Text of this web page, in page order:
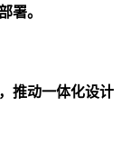
署。
推动一体化设计